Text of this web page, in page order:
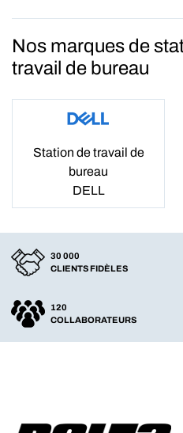
Nos marques de
travail de bureau
Station de travail de
bureau
DELL
30 000
CLIENTS FIDÈLES
120
COLLABORATEURS